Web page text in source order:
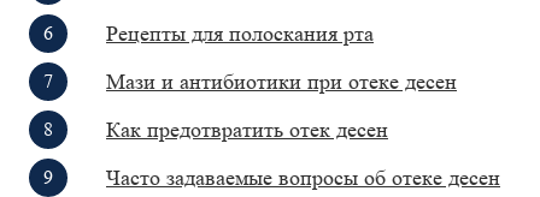
Рецепты для полоскания рта
Мази и антибиотики при отеке десен
Как предотвратить отек десен
Часто задаваемые вопросы об отеке десен